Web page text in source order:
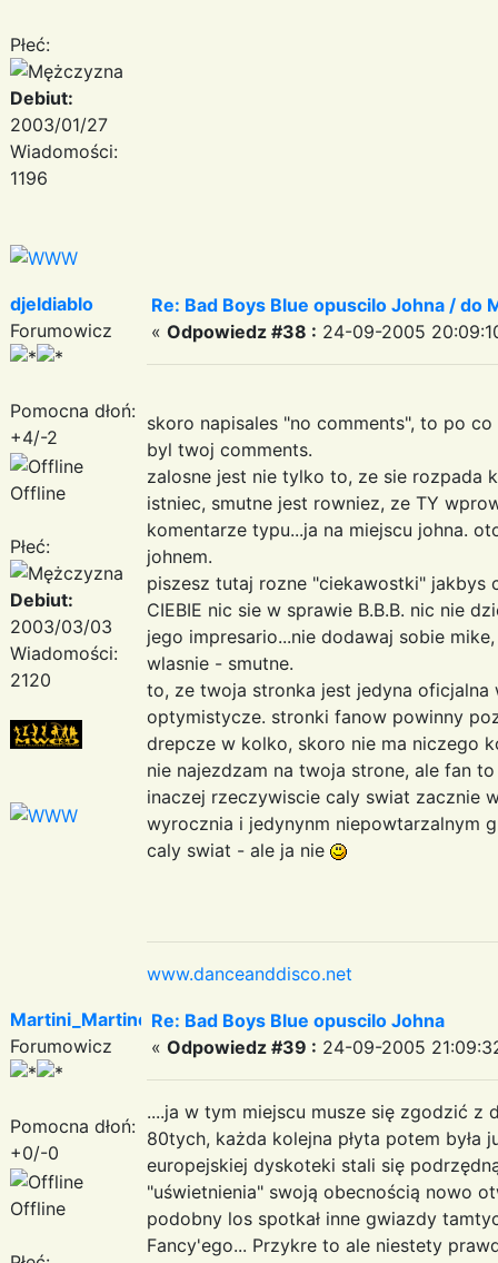
Płeć:
Debiut:
2003/01/27
Wiadomości:
1196
djeldiablo
Forumowicz
Pomocna dłoń:
+4/-2
Offline
Płeć:
Debiut:
2003/03/03
Wiadomości:
2120
Re: Bad Boys Blue opuscilo Johna / do
« Odpowiedz #38 : 24-09-2005
skoro napisales "no comments", to po
byl twoj comments.
zalosne jest nie tylko to, ze sie rozpada
istniec, smutne jest rowniez, ze TY
komentarze typu...ja na miejscu johna.
johnem.
piszesz tutaj rozne "ciekawostki" jakbys
CIEBIE nic sie w sprawie B.B.B. nic nie
jego impresario...nie dodawaj sobie
wlasnie - smutne.
to, ze twoja stronka jest jedyna
optymistycze. stronki fanow powinny
drepcze w kolko, skoro nie ma niczego
nie najezdzam na twoja strone, ale fan
inaczej rzeczywiscie caly swiat zacznie
wyrocznia i jedynynm niepowtarzalnym
caly swiat - ale ja nie
www.danceanddisco.net
Martini_Martinez
Forumowicz
Pomocna dłoń:
+0/-0
Offline
Re: Bad Boys Blue opuscilo Johna
« Odpowiedz #39 : 24-09-2005
....ja w tym miejscu musze się zgodzić z
80tych, każda kolejna płyta potem była
europejskiej dyskoteki stali się
"uświetnienia" swoją obecnością nowo
podobny los spotkał inne gwiazdy
Fancy'ego... Przykre to ale niestety